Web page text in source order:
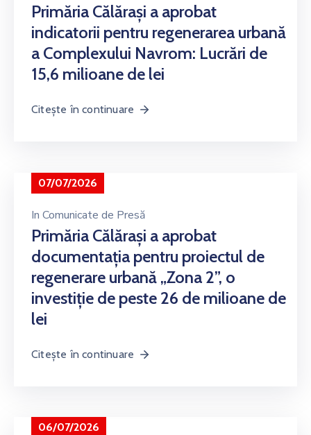
Primăria Călărași a aprobat
indicatorii pentru regenerarea urbană
a Complexului Navrom: Lucrări de
15,6 milioane de lei
Citește în continuare
07/07/2026
In Comunicate de Presă
Primăria Călărași a aprobat
documentația pentru proiectul de
regenerare urbană „Zona 2”, o
investiție de peste 26 de milioane de
lei
Citește în continuare
06/07/2026